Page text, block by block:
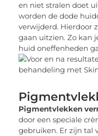
en niet stralen doet
worden de dode
verwijderd. Hierdoor
gaan uitzien. Zo kan
huid oneffenheden
Pigmentvlekken
door een speciale
gebruiken. Er zijn tal